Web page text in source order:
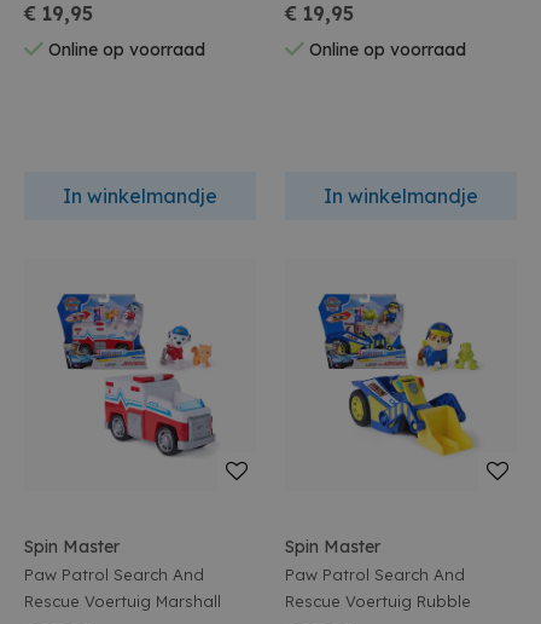
€ 19,95
Online op voorraad
In winkelmandje
€ 19,95
Online op voorraad
In winkelmandje
Spin Master
Paw Patrol Search And
Rescue Voertuig Marshall
Spin Master
Paw Patrol Search And
Rescue Voertuig Rubble